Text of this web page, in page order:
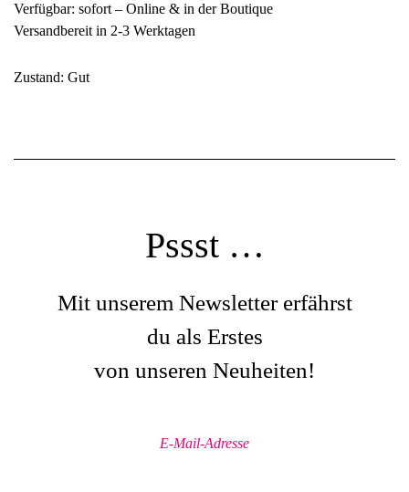
Verfügbar: sofort – Online & in der Boutique
Versandbereit in 2-3 Werktagen
Zustand: Gut
Pssst …
Mit unserem Newsletter erfährst
du als Erstes
von unseren Neuheiten!